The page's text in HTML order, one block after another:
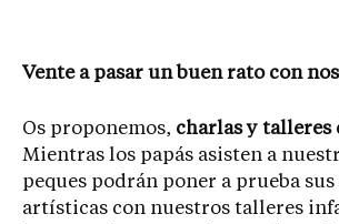
Vente a pasar un buen rato con
Os proponemos, charlas y talleres
Mientras los papás asisten a
peques podrán poner a prueba sus
artísticas con nuestros talleres